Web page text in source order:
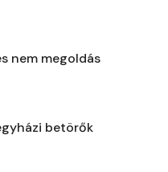
nem megoldás
betörők